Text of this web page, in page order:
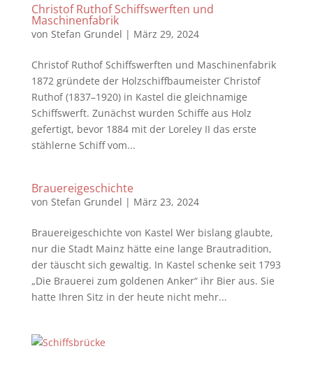
Christof Ruthof Schiffswerften und
Maschinenfabrik
von Stefan Grundel | März 29, 2024
Christof Ruthof Schiffswerften und Maschinenfabrik
1872 gründete der Holzschiffbaumeister Christof
Ruthof (1837–1920) in Kastel die gleichnamige
Schiffswerft. Zunächst wurden Schiffe aus Holz
gefertigt, bevor 1884 mit der Loreley II das erste
stählerne Schiff vom...
Brauereigeschichte
von Stefan Grundel | März 23, 2024
Brauereigeschichte von Kastel Wer bislang glaubte,
nur die Stadt Mainz hätte eine lange Brautradition,
der täuscht sich gewaltig. In Kastel schenke seit 1793
„Die Brauerei zum goldenen Anker“ ihr Bier aus. Sie
hatte Ihren Sitz in der heute nicht mehr...